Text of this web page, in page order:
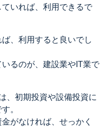
いれば、利用できるで
、利用すると良いでし
るのが、建設業やIT業で
、初期投資や設備投資に
。
がなければ、せっかく